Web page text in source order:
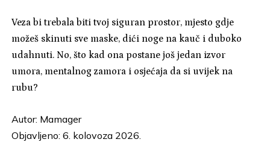
Veza bi trebala biti tvoj siguran prostor, mjesto gdje
možeš skinuti sve maske, dići noge na kauč i duboko
udahnuti. No, što kad ona postane još jedan izvor
umora, mentalnog zamora i osjećaja da si uvijek na
rubu?
Autor: Mamager
Objavljeno: 6. kolovoza 2026.